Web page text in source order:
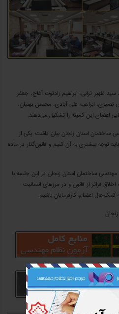
ظهیر ترابی، ابراهیم زادتوت آغاج، جعفر
نصیری، ابراهیم علی آبادی، محسن بهنیان،
اعضای این کمیته را تشکیل می‌دهند.
ساختمان استان زنجان بیان داشت: یکی از
توجه بیشتری به آن کنیم و قانون‌گذار در ماده
ساختمان استان زنجان در این جلسه با
فراتر از قانون و در مرزهای انسانیت
اعضا و کارفرمایان باشیم.